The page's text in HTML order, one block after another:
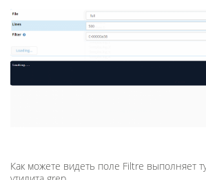
Как можете видеть поле Filtre выполняет